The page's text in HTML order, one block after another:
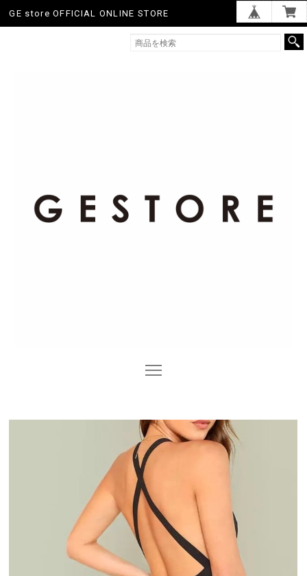
GE store OFFICIAL ONLINE STORE